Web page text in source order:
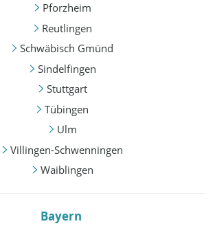
Pforzheim
Reutlingen
Schwäbisch Gmünd
Sindelfingen
Stuttgart
Tübingen
Ulm
Villingen-Schwenningen
Waiblingen
Bayern